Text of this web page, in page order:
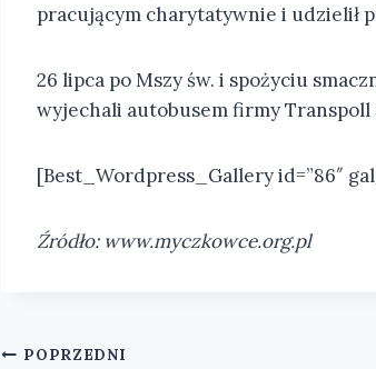
pracującym charytatywnie i udzielił
26 lipca po Mszy św. i spożyciu
wyjechali autobusem firmy
[Best_Wordpress_Gallery id=”86″
Źródło: www.myczkowce.org.pl
POPRZEDNI